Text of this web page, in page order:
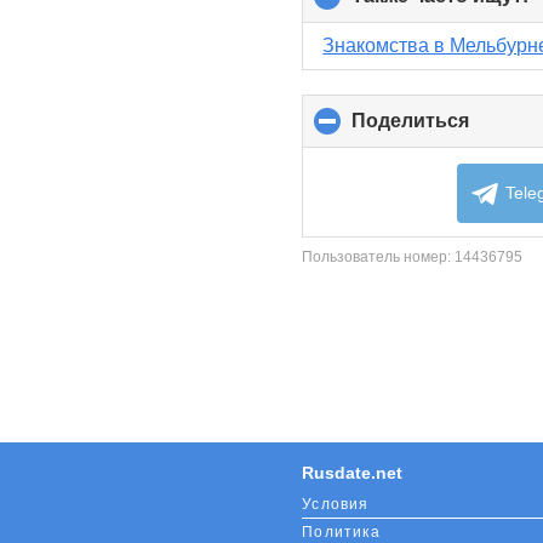
Знакомства в
Поделиться
to
Пользователь номер: 14436795
Rusdate.net
Условия
Политика